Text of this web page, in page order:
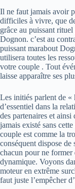
Il ne faut jamais avoir
difficiles à vivre, que
grâce au puissant
Dognon. c’est au
puissant marabout
utilisera toutes les
votre couple . Tout
laisse apparaître ses
Les initiés parlent de «
d’essentiel dans la
des partenaires et
jamais existé sans
couple est comme la
conséquent dispose de
chacun pour ne former
dynamique. Voyons
moteur en extrême
faut juste l’empêcher